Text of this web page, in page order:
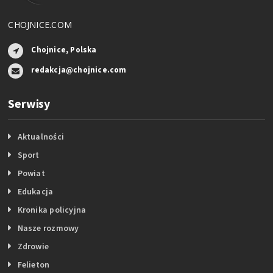
CHOJNICE.COM
Chojnice, Polska
redakcja@chojnice.com
Serwisy
Aktualności
Sport
Powiat
Edukacja
Kronika policyjna
Nasze rozmowy
Zdrowie
Felieton